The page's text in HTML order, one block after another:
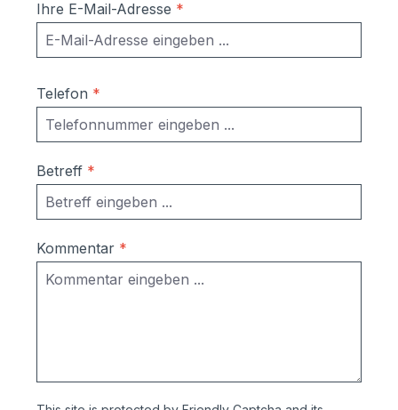
Z2800.032 oder hier klicken.
Ihre E-Mail-Adresse *
Telefon *
Betreff *
Kommentar *